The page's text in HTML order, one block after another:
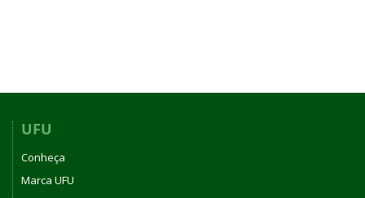
UFU
Conheça
Marca UFU